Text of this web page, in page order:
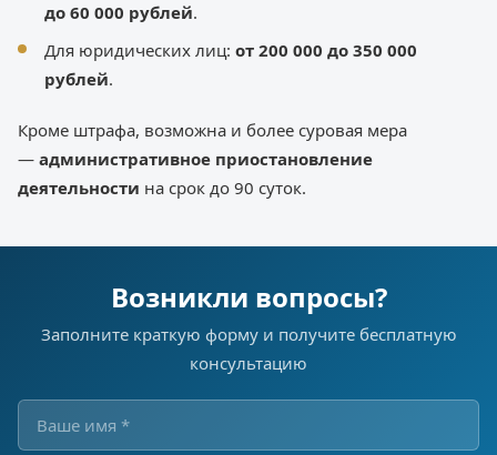
до 60 000 рублей.
Для юридических лиц: от 200 000 до 350 000
рублей.
Кроме штрафа, возможна и более суровая мера
— административное приостановление
деятельности на срок до 90 суток.
Возникли вопросы?
Заполните краткую форму и получите бесплатную
консультацию